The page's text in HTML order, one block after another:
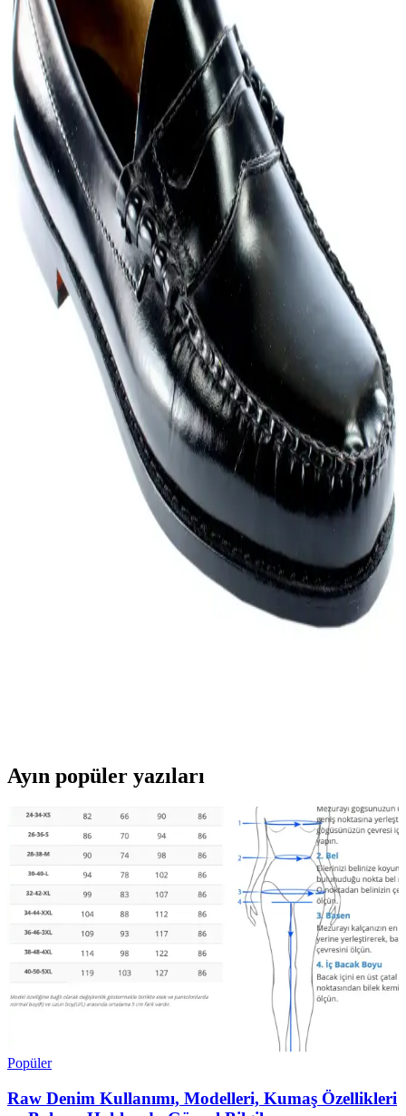
Koyu Renk Pantolon ve Gömlekle Uyumlu İş
Ortamı Spor Ayakkabı Seçenekleri
Koyu renk pantolon ve gömlekle uyumlu spor ayakkabı seçimi iş
ortamında konfor ve şıklığı bir arada sunar. Beyaz, gri ve koyu
tonlarda sade modeller, New Balance ve Adidas gibi markalar öne
çıkar.
Düz Tabanlılar İçin İlkbahar ve Yaz Aylarında
Rahat ve Destekleyici Ayakkabı Seçenekleri
Düz tabanlılar için ilkbahar ve yaz aylarında konforlu, destekleyici
ve şık ayakkabı seçenekleri; sandalet, loafer ve mary jane
modelleriyle ayak sağlığını korurken stil sunar.
Loafer Ayakkabılar: Modeller, Renk Seçenekleri ve
Stil Uyum Önerileri
Loafer ayakkabılar, erkek modasında rahatlık ve çok yönlülüğü bir
araya getirir. Süet ve mat modeller, bordo ve kahverengi tonlarıyla
farklı kombinlere uyum sağlar. Doğru uyum ve stil için ipuçları
Erkek Ayakkabı Çeşitleri ve Trendler: Günlük,
Resmi ve Spor Modelleri Rehberi
Erkek ayakkabıları, tarzınıza uygun modeller ve güncel trendler ile
günlük, resmi ve spor kullanımlarına göre detaylı seçenekler sunar.
Rugan Loafer Erkek Ayakkabısı: Klasik ve Modern
Tarzların Şık Buluşması
Rugan loafer ayakkabılar, şıklık ve konforu bir araya getirerek erkek
modasında vazgeçilmez bir seçenek haline gelir. Dayanıklı malzeme
ve şık tasarımlarıyla her ortamda tarzınızı yansıtmanızı sağlar.
Ayın popüler yazıları
Popüler
Raw Denim Kullanımı, Modelleri, Kumaş Özellikleri